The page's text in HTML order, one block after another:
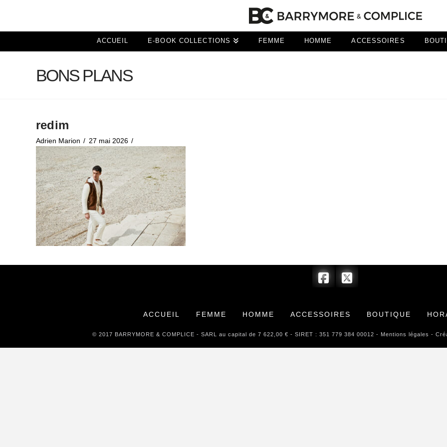
ACCUEIL E-BOOK COLLECTIONS FEMME HOMME ACCESSOIRES
BONS PLANS
redim
Adrien Marion 27 mai 2026
ACCUEIL FEMME HOMME ACCESSOIRES BOUTIQUE
© 2017 BARRYMORE & COMPLICE - SARL au capital de 7 622,00 € - SIRET : 351 779 384 00012 - Mentions légales -